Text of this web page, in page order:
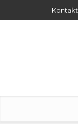
Kontakt